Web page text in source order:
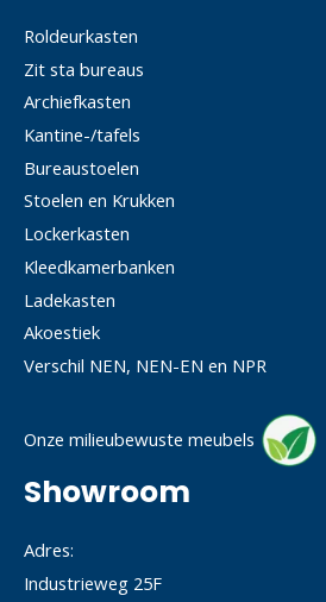
Roldeurkasten
Zit sta bureaus
Archiefkasten
Kantine-/tafels
Bureaustoelen
Stoelen en Krukken
Lockerkasten
Kleedkamerbanken
Ladekasten
Akoestiek
Verschil NEN, NEN-EN en NPR
Onze milieubewuste meubels
Showroom
Adres:
Industrieweg 25F